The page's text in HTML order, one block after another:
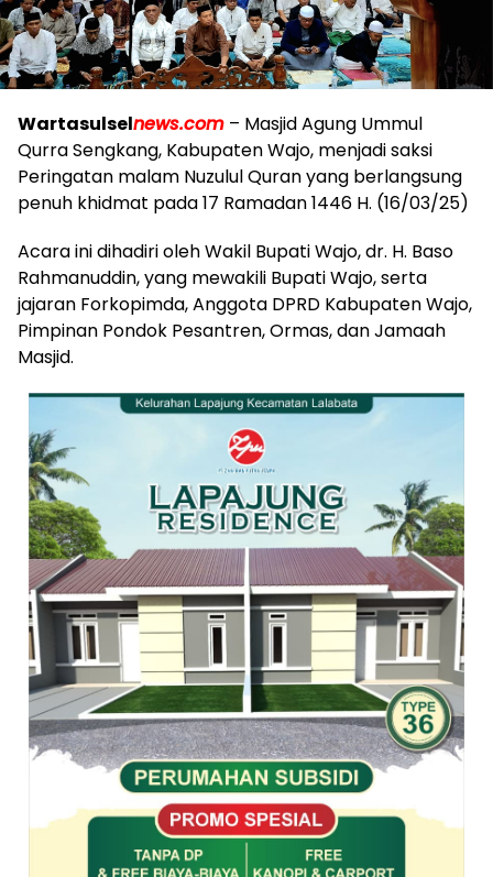
Wartasulselnews.com – Masjid Agung Ummul
Qurra Sengkang, Kabupaten Wajo, menjadi saksi
Peringatan malam Nuzulul Quran yang berlangsung
penuh khidmat pada 17 Ramadan 1446 H. (16/03/25)
Acara ini dihadiri oleh Wakil Bupati Wajo, dr. H. Baso
Rahmanuddin, yang mewakili Bupati Wajo, serta
jajaran Forkopimda, Anggota DPRD Kabupaten Wajo,
Pimpinan Pondok Pesantren, Ormas, dan Jamaah
Masjid.